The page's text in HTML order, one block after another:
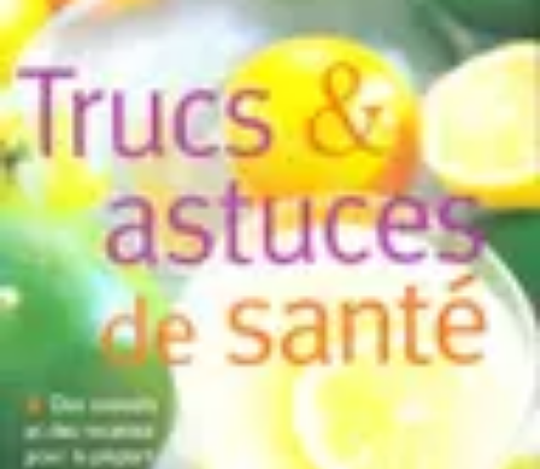
Astuces Rubik Cube
Astuces et Techniques
Techniques de SpeedcubingAstuces et
techniques
Techniques et Astuces
Astuces Rubik Cube